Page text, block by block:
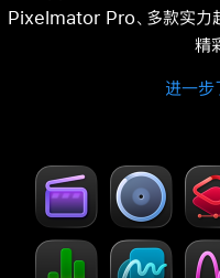
Pixelmator Pro、多款实力
精
进一步